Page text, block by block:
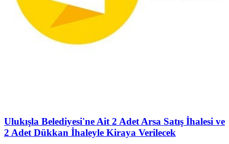
Ulukışla Belediyesi'ne Ait 2 Adet Arsa Satış İhalesi ve
2 Adet Dükkan İhaleyle Kiraya Verilecek